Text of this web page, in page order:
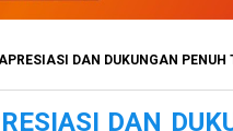
DUKUNGAN PENUH TERHADAP PEMBERANTASAN
DAN